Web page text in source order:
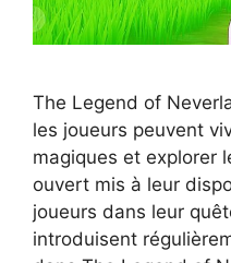
The Legend of
les joueurs peuvent
magiques et explorer
ouvert mis à leur
joueurs dans leur
introduisent